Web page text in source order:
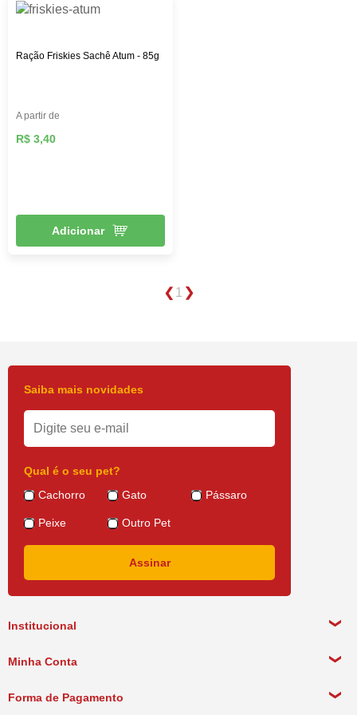
Ração Friskies Sachê Atum - 85g
A partir de
R$ 3,40
Adicionar
1
Institucional
Política de Pagamento
Minha Conta
Forma de Pagamento
Saiba mais novidades
Qual é o seu pet?
Cachorro
Gato Pássaro
Peixe Outro Pet